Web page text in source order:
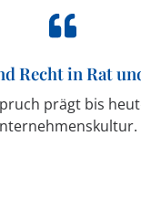
Recht in Rat
prägt bis